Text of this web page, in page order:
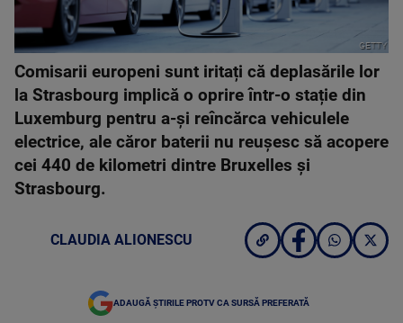
GETTY
Comisarii europeni sunt iritați că deplasările lor
la Strasbourg implică o oprire într-o stație din
Luxemburg pentru a-și reîncărca vehiculele
electrice, ale căror baterii nu reușesc să acopere
cei 440 de kilometri dintre Bruxelles și
Strasbourg.
CLAUDIA ALIONESCU
ADAUGĂ ȘTIRILE PROTV CA SURSĂ PREFERATĂ